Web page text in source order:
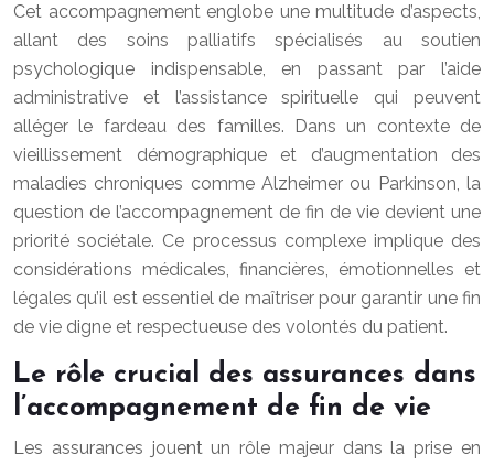
Cet accompagnement englobe une multitude d’aspects,
allant des soins palliatifs spécialisés au soutien
psychologique indispensable, en passant par l’aide
administrative et l’assistance spirituelle qui peuvent
alléger le fardeau des familles. Dans un contexte de
vieillissement démographique et d’augmentation des
maladies chroniques comme Alzheimer ou Parkinson, la
question de l’accompagnement de fin de vie devient une
priorité sociétale. Ce processus complexe implique des
considérations médicales, financières, émotionnelles et
légales qu’il est essentiel de maîtriser pour garantir une fin
de vie digne et respectueuse des volontés du patient.
Le rôle crucial des assurances dans
l’accompagnement de fin de vie
Les assurances jouent un rôle majeur dans la prise en